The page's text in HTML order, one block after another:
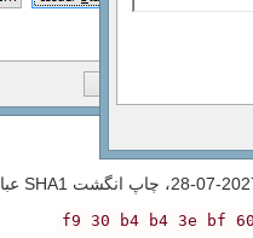
f9 30 b4 b4 3e bf